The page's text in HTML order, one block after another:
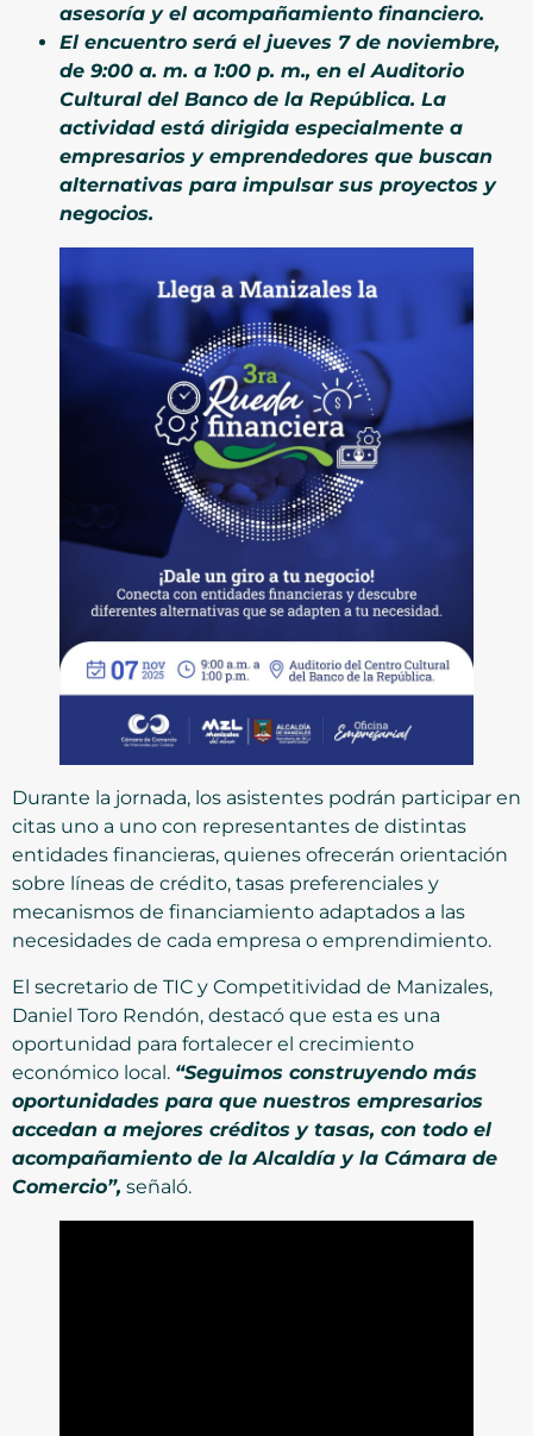
asesoría y el acompañamiento financiero.
El encuentro será el jueves 7 de noviembre,
de 9:00 a. m. a 1:00 p. m., en el Auditorio
Cultural del Banco de la República. La
actividad está dirigida especialmente a
empresarios y emprendedores que buscan
alternativas para impulsar sus proyectos y
negocios.
Durante la jornada, los asistentes podrán participar en
citas uno a uno con representantes de distintas
entidades financieras, quienes ofrecerán orientación
sobre líneas de crédito, tasas preferenciales y
mecanismos de financiamiento adaptados a las
necesidades de cada empresa o emprendimiento.
El secretario de TIC y Competitividad de Manizales,
Daniel Toro Rendón, destacó que esta es una
oportunidad para fortalecer el crecimiento
económico local. “Seguimos construyendo más
oportunidades para que nuestros empresarios
accedan a mejores créditos y tasas, con todo el
acompañamiento de la Alcaldía y la Cámara de
Comercio”, señaló.